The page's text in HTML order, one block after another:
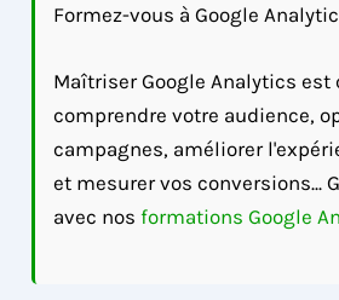
Formez-vous à Google
Maîtriser Google Analytics est
comprendre votre audience,
campagnes, améliorer
et mesurer vos conversions...
avec nosformations Google